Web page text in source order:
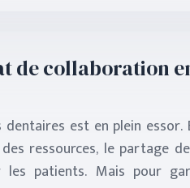
de collaboration
est en plein
ressources, le partage
patients. Mais pour